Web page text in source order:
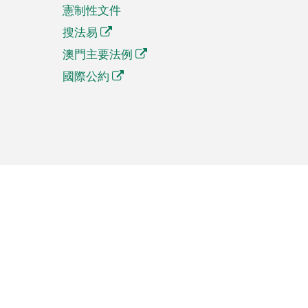
憲制性文件
搜法易
澳門主要法例
國際公約